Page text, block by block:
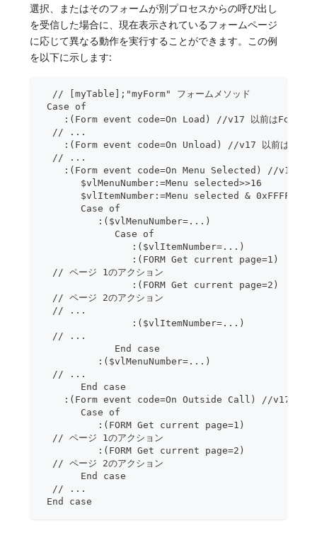
選択、またはそのフォームが別プロセスからの呼び出し
を受信した場合に、現在表示されているフォームページ
に応じて異なる動作を実行することができます。この例
を以下に示します:
// [myTable];"myForm" フォームメソッド
Case of
:(Form event code=On Load) //v17 以前はForm
// ...
:(Form event code=On Unload) //v17 以前はForm
// ...
:(Form event code=On Menu Selected) //v17 以前
$vlMenuNumber:=Menu selected>>16
$vlItemNumber:=Menu selected & 0xFFFF
Case of
:($vlMenuNumber=...)
Case of
:($vlItemNumber=...)
:(FORM Get current page=1)
// ページ 1のアクション
:(FORM Get current page=2)
// ページ 2のアクション
// ...
:($vlItemNumber=...)
// ...
End case
:($vlMenuNumber=...)
// ...
End case
:(Form event code=On Outside Call) //v17 以前は
Case of
:(FORM Get current page=1)
// ページ 1のアクション
:(FORM Get current page=2)
// ページ 2のアクション
End case
// ...
End case